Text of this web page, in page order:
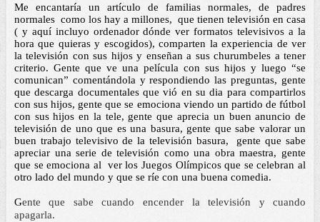
Me encantaría un artículo de familias normales, de padres
normales  como los hay a millones,  que tienen televisión en casa
( y aquí incluyo ordenador dónde ver formatos televisivos a la
hora que quieras y escogidos), comparten la experiencia de ver
la televisión con sus hijos y enseñan a sus churumbeles a tener
criterio. Gente que ve una película con sus hijos y luego “se
comunican” comentándola y respondiendo las preguntas, gente
que descarga documentales que vió en su dia para compartirlos
con sus hijos, gente que se emociona viendo un partido de fútbol
con sus hijos en la tele, gente que aprecia un buen anuncio de
televisión de uno que es una basura, gente que sabe valorar un
buen trabajo televisivo de la televisión basura,  gente que sabe
apreciar una serie de televisión como una obra maestra, gente
que se emociona al  ver los Juegos Olímpicos que se celebran al
otro lado del mundo y que se ríe con una buena comedia.
Gente que sabe cuando encender la televisión y cuando
apagarla.